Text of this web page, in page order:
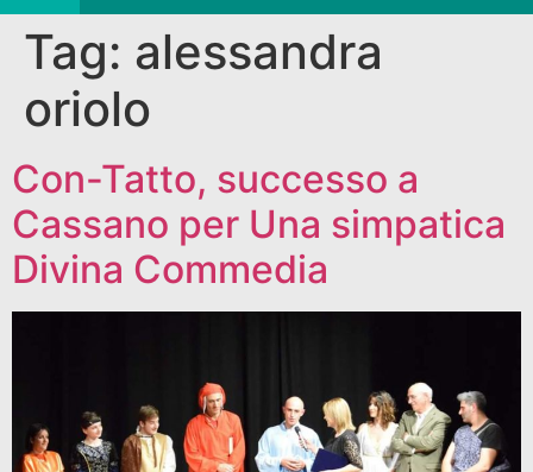
Tag: alessandra
oriolo
Con-Tatto, successo a
Cassano per Una simpatica
Divina Commedia